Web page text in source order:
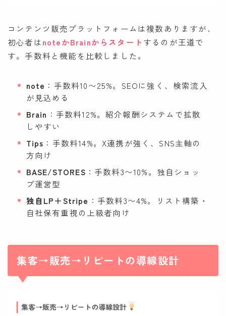
コンテンツ販売プラットフォームは複数ありますが、
初心者はnoteかBrainからスタート するのが王道で
す。手数料と機能を比較しました。
note ：手数料10〜25%。SEOに強く、検索流入
が見込める
Brain ：手数料12%。紹介報酬システムで拡散
しやすい
Tips ：手数料14%。X連携が強く、SNS主軸の
方向け
BASE/STORES ：手数料3〜10%。独自ショッ
プ運営型
独自LP＋Stripe ：手数料3〜4%。リスト構築・
自社保有重視の上級者向け
集客→販売→リピートの導線設計